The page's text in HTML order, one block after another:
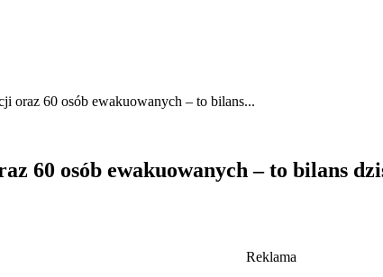
oraz 60 osób ewakuowanych – to bilans...
60 osób ewakuowanych – to bilans
Reklama